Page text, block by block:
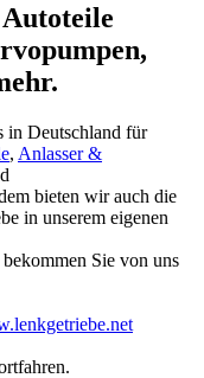
in Deutschland für
, Anlasser &
bieten wir auch die
in unserem eigenen
Sie von uns